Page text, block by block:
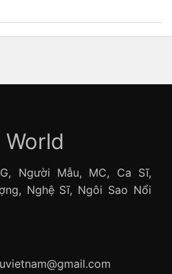
Người Mẫu, MC, Ca Sĩ,
Nghệ Sĩ, Ngôi Sao Nổi